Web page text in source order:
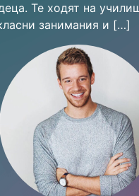
Те ходят на
занимания и […]